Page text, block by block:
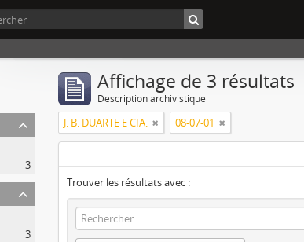
3
3
Affichage de 3 résultats
Description archivistique
J. B. DUARTE E CIA. 08-07-01
Trouver les résultats avec :